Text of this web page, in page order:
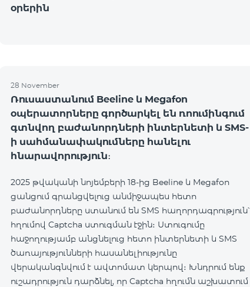
օրերին
28 November
Ռուսաստանում Beeline և Megafon
օպերատորները գործարկել են ռոումինգում
գտնվող բաժանորդների ինտերնետի և SMS-
ի սահմանափակումները հանելու
հնարավորություն։
2025 թվականի նոյեմբերի 18-ից Beeline և Megafon
ցանցում գրանցվելուց անմիջապես հետո
բաժանորդները ստանում են SMS հաղորդագրություն՝
հղումով Captcha ստուգման էջին։ Ստուգումը
հաջողությամբ անցնելուց հետո ինտերնետի և SMS
ծառայությունների հասանելիությունը
վերականգնվում է ավտոմատ կերպով։ Խնդրում ենք
ուշադրություն դարձնել, որ Captcha հղումն աշխատում